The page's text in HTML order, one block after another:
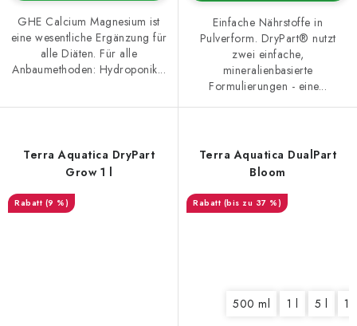
GHE Calcium Magnesium ist
eine wesentliche Ergänzung für
alle Diäten. Für alle
Anbaumethoden: Hydroponik...
Einfache Nährstoffe in
Pulverform. DryPart® nutzt
zwei einfache,
mineralienbasierte
Formulierungen - eine...
Terra Aquatica DryPart
Grow 1 l
(9 %)
Terra Aquatica DualPart
Bloom
(bis zu 37 %)
500 ml 1 l 5 l